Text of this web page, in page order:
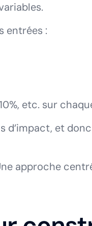
entrées :
etc. sur
d’impact, et
approche